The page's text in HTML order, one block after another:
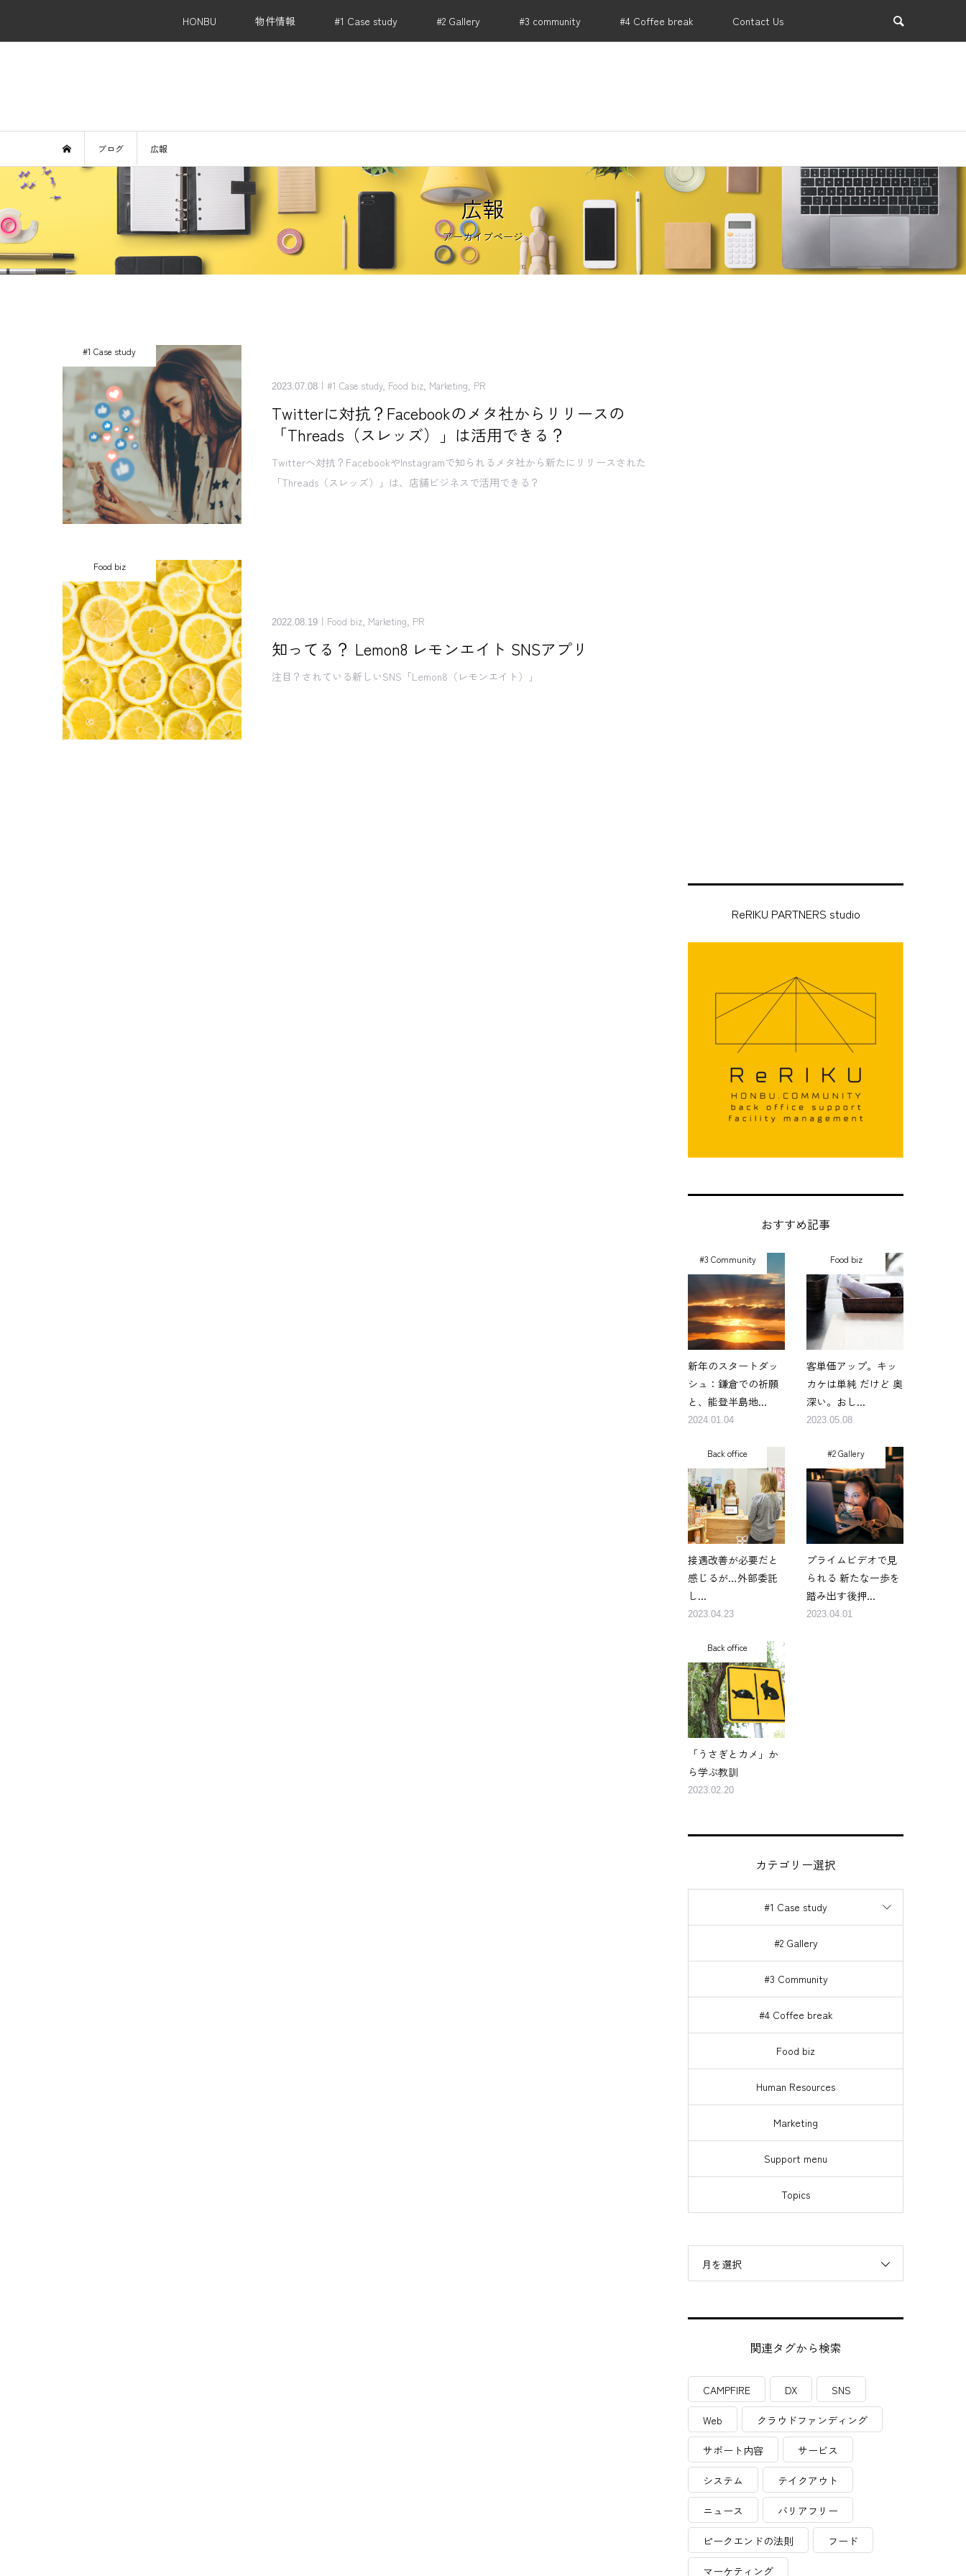
HONBU 物件情報 #1 Case study #2 Gallery #3 community #4 Coffee break Contact Us
ブログ 広報
広報
アーカイブページ
#1 Case study
2023.07.08 #1 Case study, Food biz Marketing PR
Twitterに対抗？Facebookのメタ社からリリースの
「Threads（スレッズ）」は活用できる？
Twitterへ対抗？FacebookやInstagramで知られるメタ社から新たにリリースされた
「Threads（スレッズ）」は、店舗ビジネスで活用できる？
Food biz
2022.08.19 Food biz, Marketing, PR
知ってる？ Lemon8 レモンエイト SNSアプリ
注目？されている新しいSNS「Lemon8（レモンエイト）」
ReRIKU PARTNERS studio
おすすめ記事
#3 Community
新年のスタートダッ
シュ：鎌倉での祈願
と、能登半島地...
2024.01.04
Food biz
客単価アップ。キッ
カケは単純 だけど 奥
深い。おし...
2023.05.08
Back office
接遇改善が必要だと
感じるが…外部委託
し...
2023.04.23
#2 Gallery
プライムビデオで見
られる 新たな一歩を
踏み出す後押...
2023.04.01
Back office
「うさぎとカメ」か
ら学ぶ教訓
2023.02.20
カテゴリー選択
#1 Case study
#2 Gallery
#3 Community
#4 Coffee break
Food biz
Human Resources
Marketing
Support menu
Topics
月を選択
関連タグから検索
CAMPFIRE DX SNS
Web クラウドファンディング
サポート内容 サービス
システム テイクアウト
ニュース バリアフリー
ピークエンドの法則 フード
マーケティング